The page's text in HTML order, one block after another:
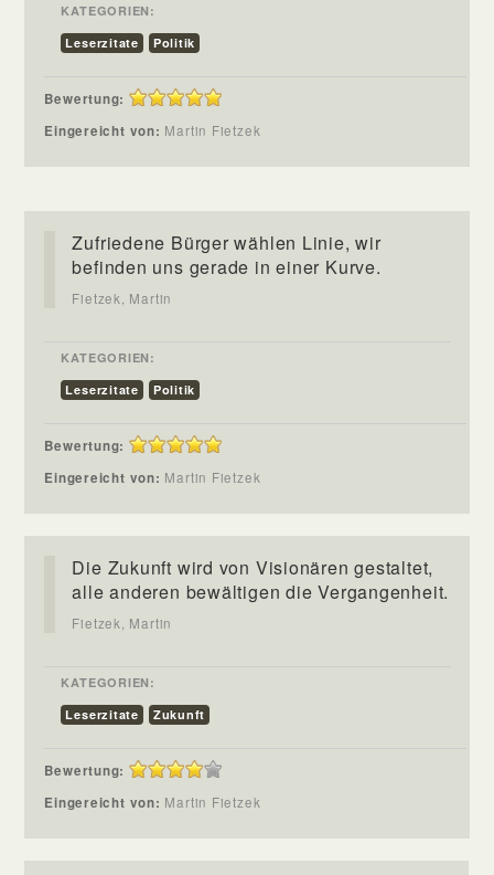
KATEGORIEN:
Leserzitate
Politik
Bewertung:
Eingereicht von: Martin Fietzek
Zufriedene Bürger wählen Linie, wir
befinden uns gerade in einer Kurve.
Fietzek, Martin
KATEGORIEN:
Leserzitate
Politik
Bewertung:
Eingereicht von: Martin Fietzek
Die Zukunft wird von Visionären gestaltet,
alle anderen bewältigen die Vergangenheit.
Fietzek, Martin
KATEGORIEN:
Leserzitate
Zukunft
Bewertung:
Eingereicht von: Martin Fietzek